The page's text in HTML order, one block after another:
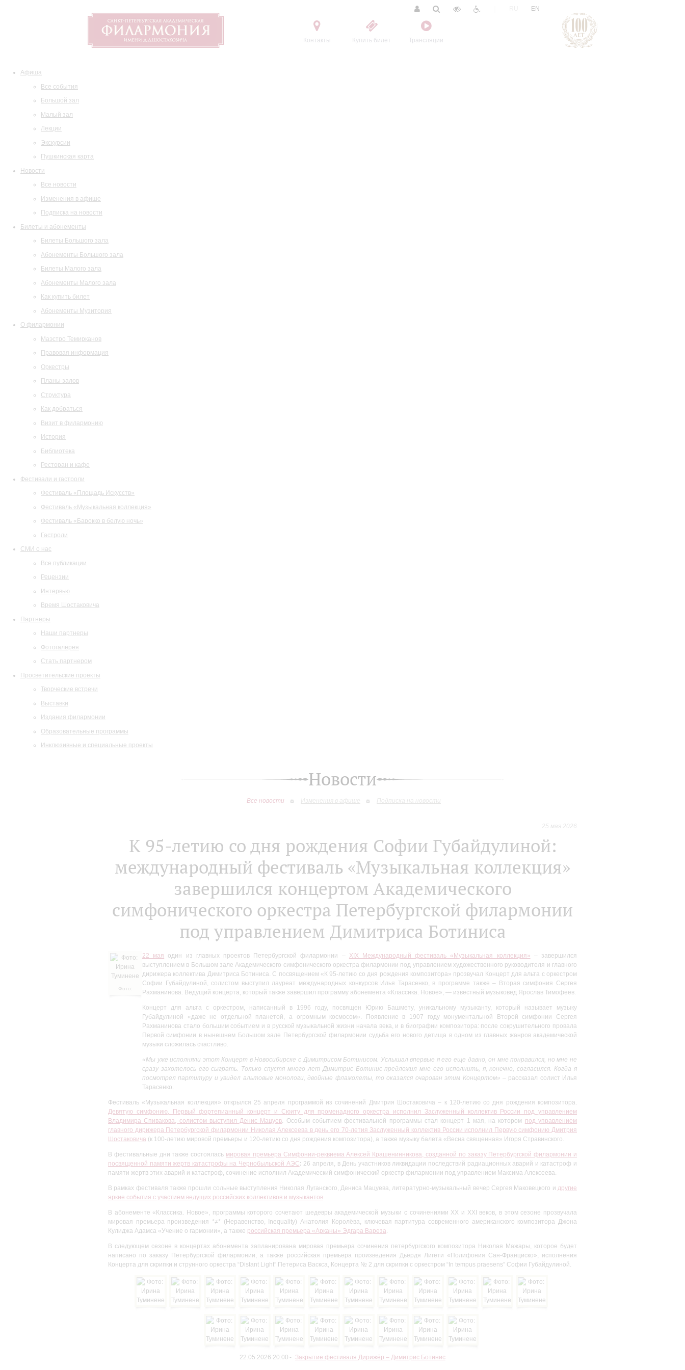
Контакты Купить билет Трансляции
EN
Афиша
Все события
Большой зал
Малый зал
Лекции
Экскурсии
Пушкинская карта
Новости
Все новости
Изменения в афише
Подписка на новости
Билеты и абонементы
Билеты Большого зала
Абонементы Большого зала
Билеты Малого зала
Абонементы Малого зала
Как купить билет
Абонементы Музитория
О филармонии
Маэстро Темирканов
Правовая информация
Оркестры
Планы залов
Структура
Как добраться
Визит в филармонию
История
Библиотека
Ресторан и кафе
Фестивали и гастроли
Фестиваль «Площадь Искусств»
Фестиваль «Музыкальная коллекция»
Фестиваль «Барокко в белую ночь»
Гастроли
СМИ о нас
Все публикации
Рецензии
Интервью
Время Шостаковича
Партнеры
Наши партнеры
Фотогалерея
Стать партнером
Просветительские проекты
Творческие встречи
Выставки
Издания филармонии
Образовательные программы
Инклюзивные и специальные проекты
Новости
Все новости Изменения в афише Подписка на новости
25 мая 2026
К 95-летию со дня рождения Софии Губайдулиной:
международный фестиваль «Музыкальная коллекция»
завершился концертом Академического
симфонического оркестра Петербургской филармонии
под управлением Димитриса Ботиниса
Фото:
22 мая один из главных проектов Петербургской филармонии – XIX Международный фестиваль «Музыкальная коллекция» – завершился
выступлением в Большом зале Академического симфонического оркестра филармонии под управлением художественного руководителя и главного
дирижера коллектива Димитриса Ботиниса. С посвящением «К 95-летию со дня рождения композитора» прозвучал Концерт для альта с оркестром
Софии Губайдулиной, солистом выступил лауреат международных конкурсов Илья Тарасенко, в программе также – Вторая симфония Сергея
Рахманинова. Ведущий концерта, который также завершил программу абонемента «Классика. Новое», — известный музыковед Ярослав Тимофеев.
Концерт для альта с оркестром, написанный в 1996 году, посвящен Юрию Башмету, уникальному музыканту, который называет музыку
Губайдулиной «даже не отдельной планетой, а огромным космосом». Появление в 1907 году монументальной Второй симфонии Сергея
Рахманинова стало большим событием и в русской музыкальной жизни начала века, и в биографии композитора: после сокрушительного провала
Первой симфонии в нынешнем Большом зале Петербургской филармонии судьба его нового детища в одном из главных жанров академической
музыки сложилась счастливо.
«Мы уже исполняли этот Концерт в Новосибирске с Димитрисом Ботинисом. Услышал впервые я его еще давно, он мне понравился, но мне не
сразу захотелось его сыграть. Только спустя много лет Димитрис Ботинис предложил мне его исполнить, я, конечно, согласился. Когда я
посмотрел партитуру и увидел альтовые монологи, двойные флажолеты, то оказался очарован этим Концертом» – рассказал солист Илья
Тарасенко.
Фестиваль «Музыкальная коллекция» открылся 25 апреля программой из сочинений Дмитрия Шостаковича – к 120-летию со дня рождения композитора.
Девятую симфонию, Первый фортепианный концерт и Сюиту для променадного оркестра исполнил Заслуженный коллектив России под управлением
Владимира Спивакова, солистом выступил Денис Мацуев . Особым событием фестивальной программы стал концерт 1 мая, на котором под управлением
главного дирижера Петербургской филармонии Николая Алексеева в день его 70-летия Заслуженный коллектив России исполнил Первую симфонию Дмитрия
Шостаковича (к 100-летию мировой премьеры и 120-летию со дня рождения композитора), а также музыку балета «Весна священная» Игоря Стравинского.
В фестивальные дни также состоялась мировая премьера Симфонии-реквиема Алексей Крашенинникова, созданной по заказу Петербургской филармонии и
посвященной памяти жертв катастрофы на Чернобыльской АЭС: 26 апреля, в День участников ликвидации последствий радиационных аварий и катастроф и
памяти жертв этих аварий и катастроф, сочинение исполнил Академический симфонический оркестр филармонии под управлением Максима Алексеева.
В рамках фестиваля также прошли сольные выступления Николая Луганского, Дениса Мацуева, литературно-музыкальный вечер Сергея Маковецкого и другие
яркие события с участием ведущих российских коллективов и музыкантов
В абонементе «Классика. Новое», программы которого сочетают шедевры академической музыки с сочинениями XX и XXI веков, в этом сезоне прозвучала
мировая премьера произведения *≠* (Неравенство, Inequality) Анатолия Королёва, ключевая партитура современного американского композитора Джона
Кулиджа Адамса «Учение о гармонии», а также российская премьера «Арканы» Эдгара Вареза
В следующем сезоне в концертах абонемента запланирована мировая премьера сочинения петербургского композитора Николая Мажары, которое будет
написано по заказу Петербургской филармонии, а также российская премьера произведения Дьёрдя Лигети «Полифония Сан-Франциско», исполнения
Концерта для скрипки и струнного оркестра “Distant Light” Петериса Васкса, Концерта № 2 для скрипки с оркестром “In tempus praesens” Софии Губайдулиной.
22.05.2026 20:00 Закрытие фестиваля Дирижёр – Димитрис Ботинис